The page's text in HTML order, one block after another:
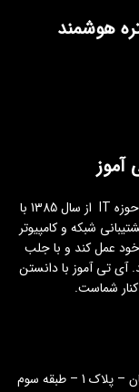
هوشمند
آموز
گروه فنی و مهندسی ایتی اموز ارئه دهنده خدمات حوزه IT از سال 1385 با
شبکه و کامپیوتر
عمل کند و با جلب
آی تی آموز با دانستن
شماست.
طبقه سوم